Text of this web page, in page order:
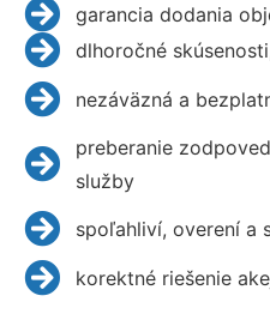
garancia dodania
dlhoročné
nezáväzná a
preberanie
služby
spoľahliví, overení a
korektné riešenie